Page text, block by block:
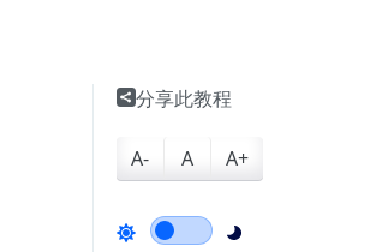
分享此教程
A- A A+